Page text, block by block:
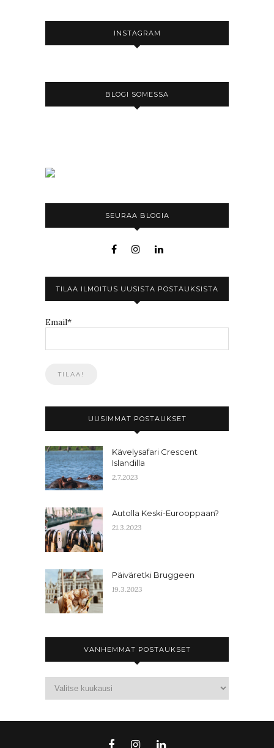
INSTAGRAM
BLOGI SOMESSA
SEURAA BLOGIA
TILAA ILMOITUS UUSISTA POSTAUKSISTA
Email*
UUSIMMAT POSTAUKSET
Kävelysafari Crescent
Islandilla
2.7.2023
Autolla Keski-Eurooppaan?
21.3.2023
Päiväretki Bruggeen
19.3.2023
VANHEMMAT POSTAUKSET